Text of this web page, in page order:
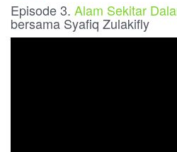
Episode 3. Alam Sekitar
bersama Syafiq Zulakifly